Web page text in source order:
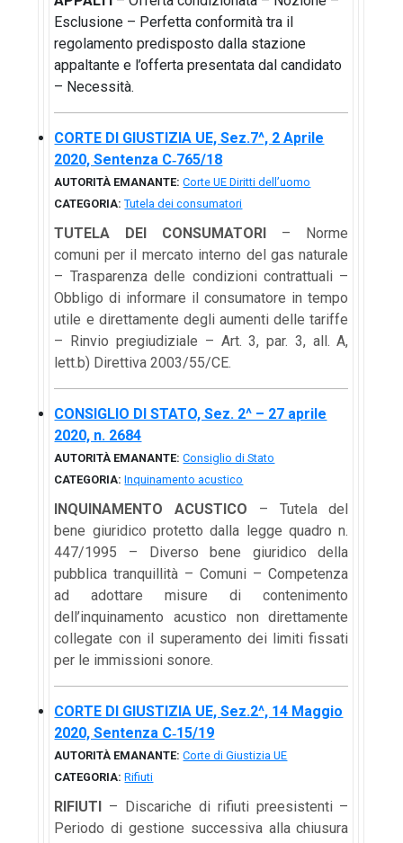
Esclusione – Perfetta conformità tra il
regolamento predisposto dalla stazione
appaltante e l’offerta presentata dal candidato
– Necessità.
CORTE DI GIUSTIZIA UE, Sez.7^, 2 Aprile
2020, Sentenza C‑765/18
AUTORITÀ EMANANTE: Corte UE Diritti dell’uomo
CATEGORIA: Tutela dei consumatori
TUTELA DEI CONSUMATORI
– Norme
comuni per il mercato interno del gas naturale
– Trasparenza delle condizioni contrattuali –
Obbligo di informare il consumatore in tempo
utile e direttamente degli aumenti delle tariffe
– Rinvio pregiudiziale – Art. 3, par. 3, all. A,
lett.b) Direttiva 2003/55/CE.
CONSIGLIO DI STATO, Sez. 2^ – 27 aprile
2020, n. 2684
AUTORITÀ EMANANTE: Consiglio di Stato
CATEGORIA: Inquinamento acustico
INQUINAMENTO ACUSTICO – Tutela del
bene giuridico protetto dalla legge quadro n.
447/1995 – Diverso bene giuridico della
pubblica tranquillità – Comuni – Competenza
ad adottare misure di contenimento
dell’inquinamento acustico non direttamente
collegate con il superamento dei limiti fissati
per le immissioni sonore.
CORTE DI GIUSTIZIA UE, Sez.2^, 14 Maggio
2020, Sentenza C‑15/19
AUTORITÀ EMANANTE: Corte di Giustizia UE
CATEGORIA: Rifiuti
RIFIUTI
– Discariche di rifiuti preesistenti –
Periodo di gestione successiva alla chiusura